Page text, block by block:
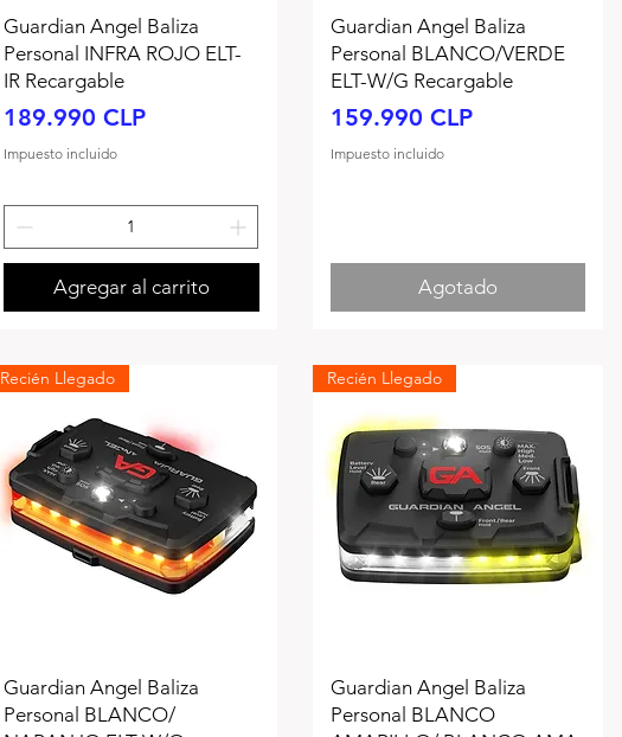
Guardian Angel Baliza
Personal INFRA ROJO ELT-
IR Recargable
Precio
189.990 CLP
Impuesto incluido
Agregar al carrito
Guardian Angel Baliza
Personal BLANCO/VERDE
ELT-W/G Recargable
Precio
159.990 CLP
Impuesto incluido
Agotado
Recién Llegado
Guardian Angel Baliza
Personal BLANCO/
Recién Llegado
Guardian Angel Baliza
Personal BLANCO